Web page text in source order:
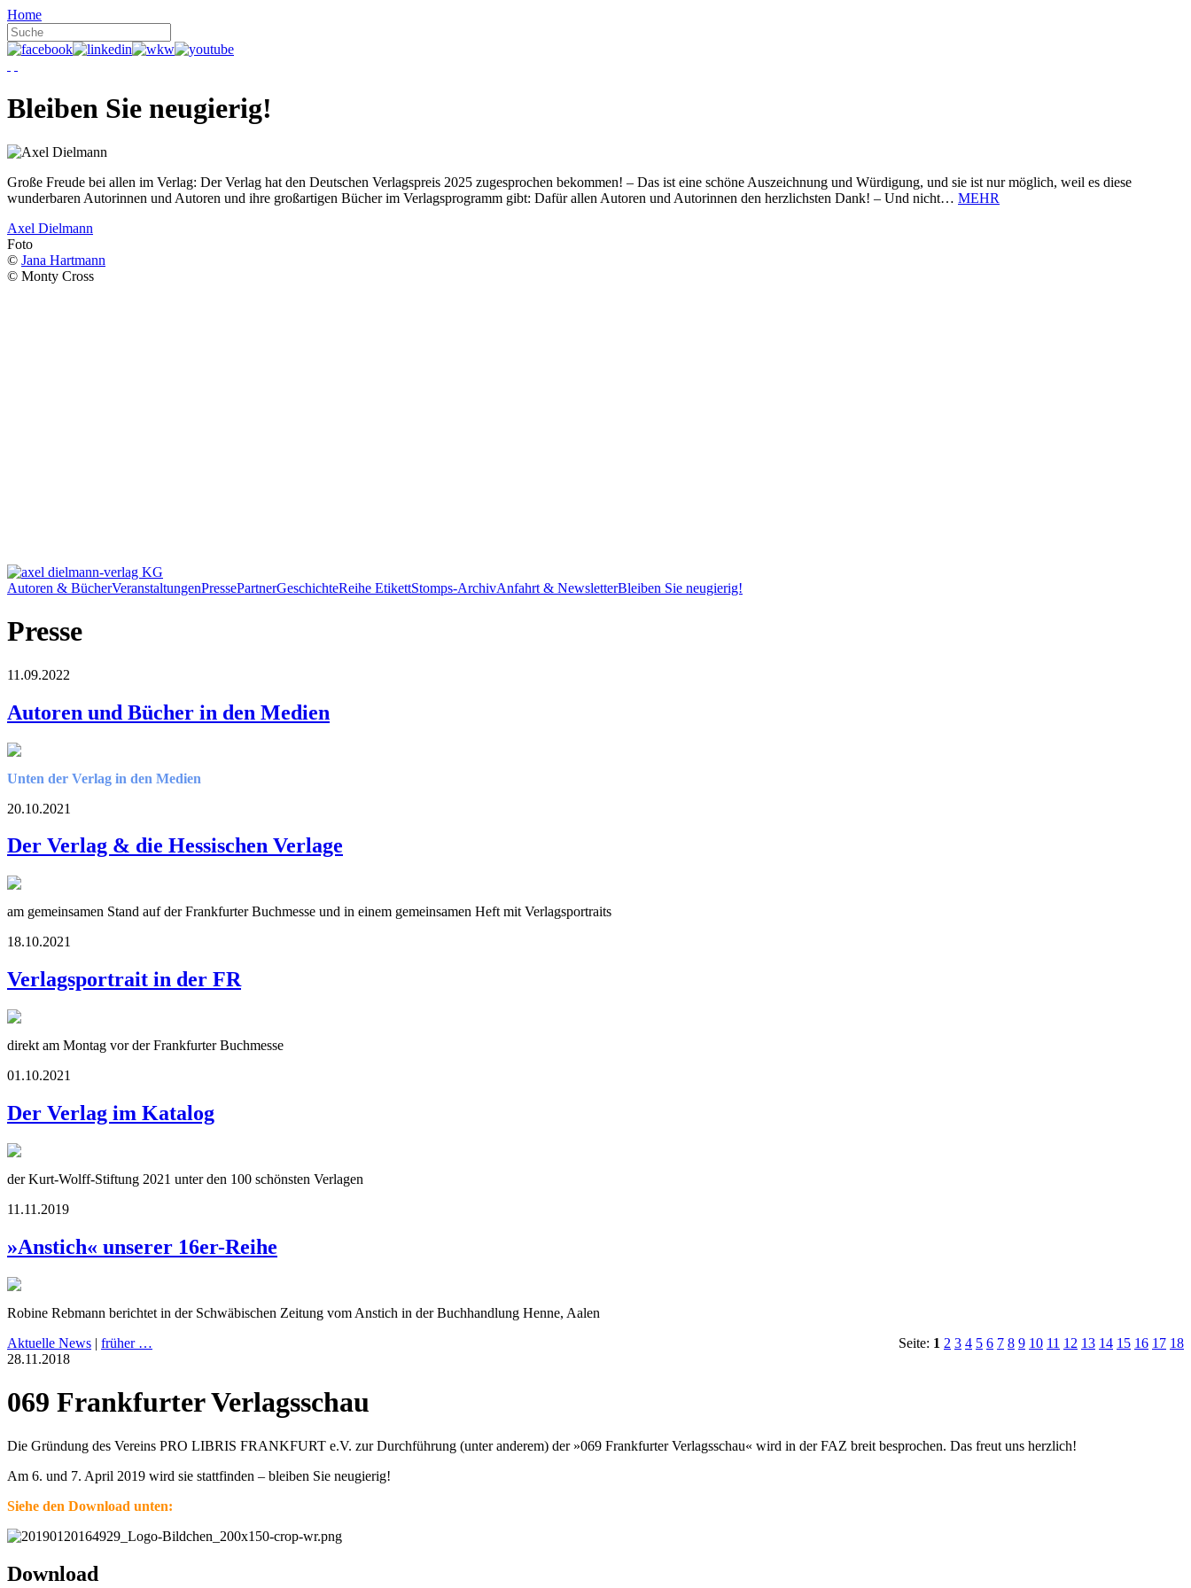
Home
Bleiben Sie neugierig!
Große Freude bei allen im Verlag: Der Verlag hat den Deutschen Verlagspreis 2025 zugesprochen bekommen! – Das ist eine schöne Auszeichnung und Würdigung, und sie ist nur möglich, weil es diese
wunderbaren Autorinnen und Autoren und ihre großartigen Bücher im Verlagsprogramm gibt: Dafür allen Autoren und Autorinnen den herzlichsten Dank! – Und nicht… MEHR
Axel Dielmann
Foto
© Jana Hartmann
© Monty Cross
Autoren & BücherVeranstaltungenPressePartnerGeschichteReihe EtikettStomps-ArchivAnfahrt & NewsletterBleiben Sie neugierig!
Presse
11.09.2022
Autoren und Bücher in den Medien
Unten der Verlag in den Medien
20.10.2021
Der Verlag & die Hessischen Verlage
am gemeinsamen Stand auf der Frankfurter Buchmesse und in einem gemeinsamen Heft mit Verlagsportraits
18.10.2021
Verlagsportrait in der FR
direkt am Montag vor der Frankfurter Buchmesse
01.10.2021
Der Verlag im Katalog
der Kurt-Wolff-Stiftung 2021 unter den 100 schönsten Verlagen
11.11.2019
»Anstich« unserer 16er-Reihe
Robine Rebmann berichtet in der Schwäbischen Zeitung vom Anstich in der Buchhandlung Henne, Aalen
Aktuelle News | früher … Seite: 1 2 3 4 5 6 7 8 9 10 11 12 13 14 15 16 17 18
28.11.2018
069 Frankfurter Verlagsschau
Die Gründung des Vereins PRO LIBRIS FRANKFURT e.V. zur Durchführung (unter anderem) der »069 Frankfurter Verlagsschau« wird in der FAZ breit besprochen. Das freut uns herzlich!
Am 6. und 7. April 2019 wird sie stattfinden – bleiben Sie neugierig!
Siehe den Download unten:
Download